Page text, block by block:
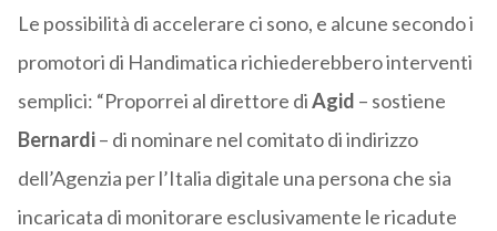
Le possibilità di accelerare ci sono, e alcune secondo i
promotori di Handimatica richiederebbero interventi
semplici: “Proporrei al direttore diAgid – sostiene
Bernardi– di nominare nel comitato di indirizzo
dell’Agenzia per l’Italia digitale una persona che sia
incaricata di monitorare esclusivamente le ricadute